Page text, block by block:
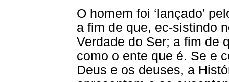
O homem foi ‘lançado’
a fim de que, ec-sistindo
Verdade do Ser; a fim de
como o ente que é. Se e
Deus e os deuses, a